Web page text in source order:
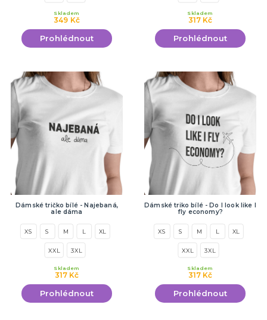
349 Kč
Skladem
Prohlédnout
317 Kč
Skladem
Prohlédnout
Dámské tričko bílé - Najebaná,
ale dáma
XS S M L XL
XXL 3XL
317 Kč
Skladem
Prohlédnout
Dámské triko bílé - Do I look like I
fly economy?
XS S M L XL
XXL 3XL
317 Kč
Skladem
Prohlédnout